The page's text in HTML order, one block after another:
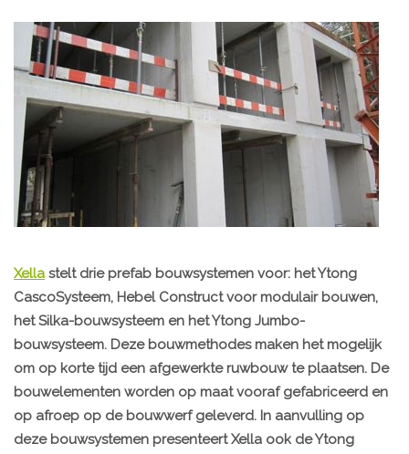
Xella stelt drie prefab bouwsystemen voor: het Ytong
CascoSysteem, Hebel Construct voor modulair bouwen,
het Silka-bouwsysteem en het Ytong Jumbo-
bouwsysteem. Deze bouwmethodes maken het mogelijk
om op korte tijd een afgewerkte ruwbouw te plaatsen. De
bouwelementen worden op maat vooraf gefabriceerd en
op afroep op de bouwwerf geleverd. In aanvulling op
deze bouwsystemen presenteert Xella ook de Ytong